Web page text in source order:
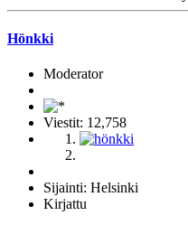
Hönkki
Moderator
Viestit: 12,758
Sijainti: Helsinki
Kirjattu